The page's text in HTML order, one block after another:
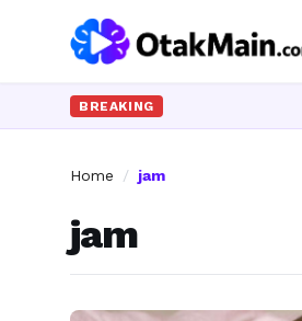
BREAKING
Home / jam
jam